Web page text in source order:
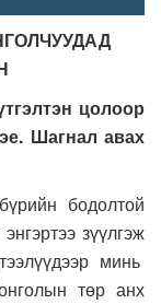
цолоор
Шагнал авах
бодолтой
зүүлгэж
минь
төр анх